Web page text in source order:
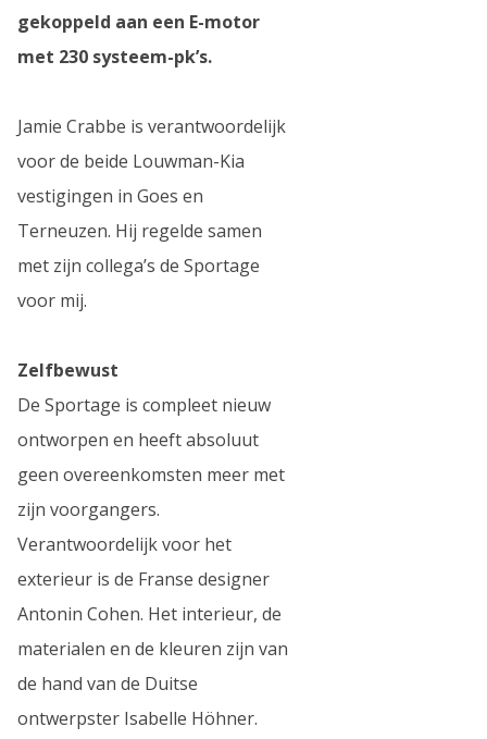
gekoppeld aan een E-motor
met 230 systeem-pk’s.
Jamie Crabbe is verantwoordelijk
voor de beide Louwman-Kia
vestigingen in Goes en
Terneuzen. Hij regelde samen
met zijn collega’s de Sportage
voor mij.
Zelfbewust
De Sportage is compleet nieuw
ontworpen en heeft absoluut
geen overeenkomsten meer met
zijn voorgangers.
Verantwoordelijk voor het
exterieur is de Franse designer
Antonin Cohen. Het interieur, de
materialen en de kleuren zijn van
de hand van de Duitse
ontwerpster Isabelle Höhner.